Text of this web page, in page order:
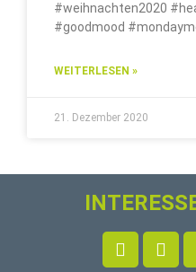
#weihnachten2020
#goodmood
WEITERLESEN »
21. Dezember 2020